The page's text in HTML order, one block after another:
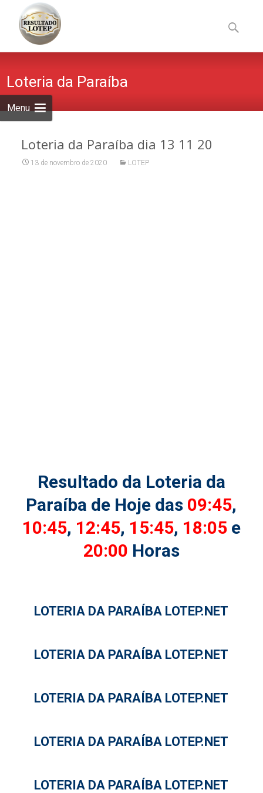
Menu
to
content
por:
Loteria da Paraíba
Loteria da Paraíba dia 13 11 20
13 de novembro de 2020 LOTEP
Resultado da Loteria da
Paraíba de Hoje das 09:45,
10:45, 12:45, 15:45, 18:05 e
20:00 Horas
LOTERIA DA PARAÍBA LOTEP.NET
LOTERIA DA PARAÍBA LOTEP.NET
LOTERIA DA PARAÍBA LOTEP.NET
LOTERIA DA PARAÍBA LOTEP.NET
LOTERIA DA PARAÍBA LOTEP.NET